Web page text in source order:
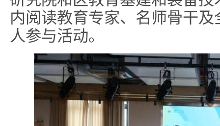
内阅读教育专家、名师骨干
人参与活动。